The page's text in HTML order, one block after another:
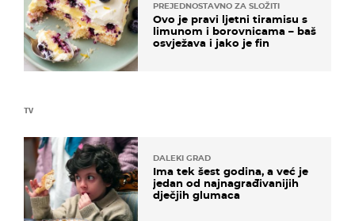
TV
DALEKI GRAD
Ima tek šest godina, a već je
jedan od najnagrađivanijih
dječjih glumaca
PREJEDNOSTAVNO ZA SLOŽITI
Ovo je pravi ljetni tiramisu s
limunom i borovnicama – baš
osvježava i jako je fin